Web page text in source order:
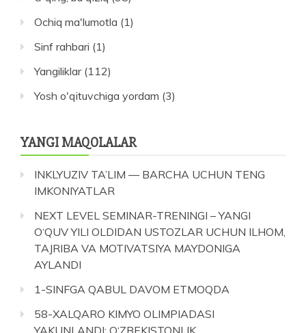
Ochiq ma'lumotla (1)
Sinf rahbari (1)
Yangiliklar(112)
Yosh o'qituvchiga yordam (3)
YANGI MAQOLALAR
INKLYUZIV TA’LIM — BARCHA UCHUN TENG
IMKONIYATLAR
NEXT LEVEL SEMINAR-TRENINGI – YANGI
O‘QUV YILI OLDIDAN USTOZLAR UCHUN ILHOM,
TAJRIBA VA MOTIVATSIYA MAYDONIGA
AYLANDI
1-SINFGA QABUL DAVOM ETMOQDA
58-XALQARO KIMYO OLIMPIADASI
YAKUNLANDI: O‘ZBEKISTONLIK